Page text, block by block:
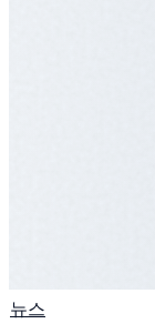
뉴스